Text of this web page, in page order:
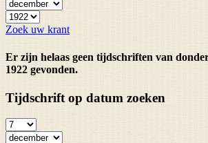
Zoek uw krant
Er zijn helaas geen tijdschriften van
1922 gevonden.
Tijdschrift op datum zoeken